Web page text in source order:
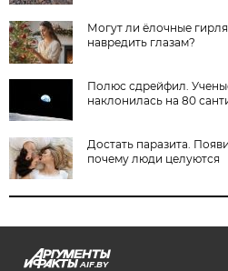
Могут ли ёлочные
навредить глазам?
Полюс сдрейфил.
наклонилась на 80
Достать паразита.
почему люди целуются
AIF.BY